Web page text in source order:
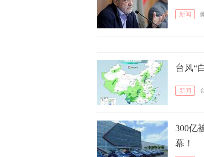
新闻
台风“
新闻
300亿
幕！